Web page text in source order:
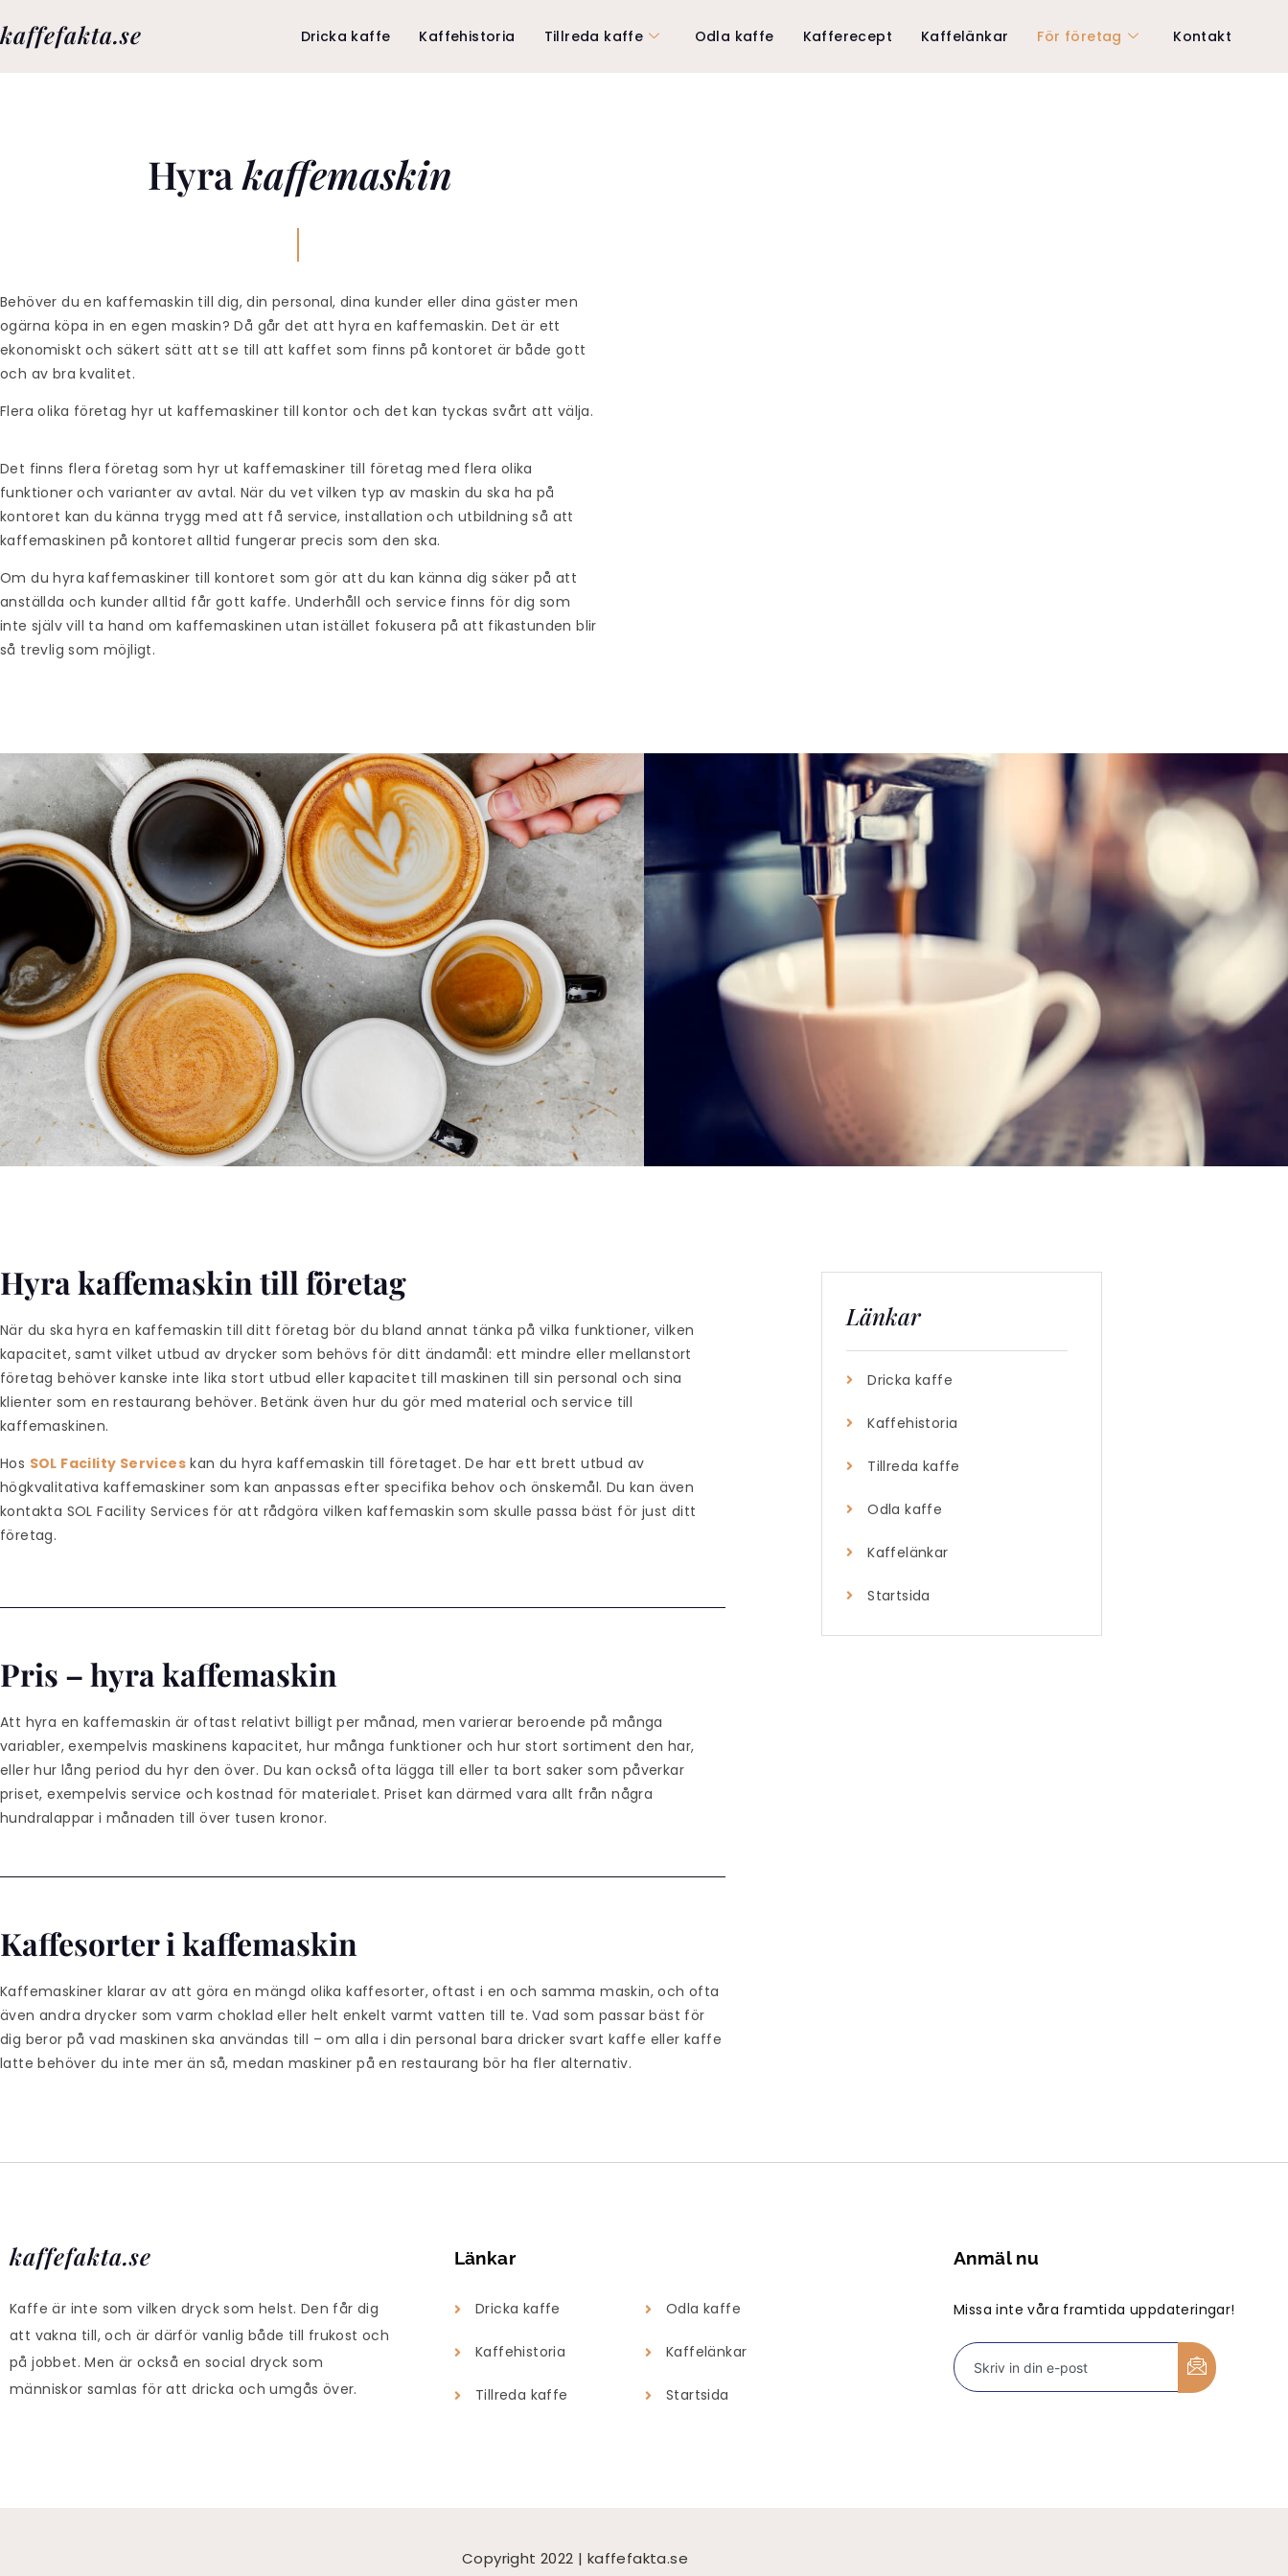
kaffefakta.se Dricka kaffe Kaffehistoria Tillreda kaffe Odla kaffe Kafferecept Kaffelänkar För företag Kontakt
Hyrakaffemaskin
Behöver du en kaffemaskin till dig, din personal, dina kunder eller dina gäster men
ogärna köpa in en egen maskin? Då går det atthyra en kaffemaskin. Det är ett
ekonomiskt och säkert sätt att se till att kaffet som finns på kontoret är både gott
och av bra kvalitet.
Flera olika företag hyr ut kaffemaskiner till kontor och det kan tyckas svårt att välja.
Det finns flera företag som hyr ut kaffemaskiner till företag med flera olika
funktioner och varianter av avtal. När du vet vilken typ av maskin du ska ha på
kontoret kan du känna trygg med att få service, installation och utbildning så att
kaffemaskinen på kontoret alltid fungerar precis som den ska.
Om du hyra kaffemaskiner till kontoret som gör att du kan känna dig säker på att
anställda och kunder alltid får gott kaffe. Underhåll och service finns för dig som
inte själv vill ta hand om kaffemaskinen utan istället fokusera på att fikastunden blir
så trevlig som möjligt.
Hyra kaffemaskin till företag
När du ska hyra en kaffemaskin till ditt företag bör du bland annat tänka på vilka funktioner, vilken
kapacitet, samt vilket utbud av drycker som behövs för ditt ändamål: ett mindre eller mellanstort
företag behöver kanske inte lika stort utbud eller kapacitet till maskinen till sin personal och sina
klienter som en restaurang behöver. Betänk även hur du gör med material och service till
kaffemaskinen.
Hos SOL Facility Serviceskan du hyra kaffemaskin till företaget. De har ett brett utbud av
högkvalitativa kaffemaskiner som kan anpassas efter specifika behov och önskemål. Du kan även
kontakta SOL Facility Services för att rådgöra vilken kaffemaskin som skulle passa bäst för just ditt
företag.
Pris – hyra kaffemaskin
Att hyra en kaffemaskin är oftast relativt billigt per månad, men varierar beroende på många
variabler, exempelvis maskinens kapacitet, hur många funktioner och hur stort sortiment den har,
eller hur lång period du hyr den över. Du kan också ofta lägga till eller ta bort saker som påverkar
priset, exempelvis service och kostnad för materialet. Priset kan därmed vara allt från några
hundralappar i månaden till över tusen kronor.
Kaffesorter i kaffemaskin
Kaffemaskiner klarar av att göra en mängd olika kaffesorter, oftast i en och samma maskin, och ofta
även andra drycker som varm choklad eller helt enkelt varmt vatten till te. Vad som passar bäst för
dig beror på vad maskinen ska användas till – om alla i din personal bara dricker svart kaffe eller kaffe
latte behöver du inte mer än så, medan maskiner på en restaurang bör ha fler alternativ.
Länkar
Dricka kaffe
Kaffehistoria
Tillreda kaffe
Odla kaffe
Kaffelänkar
Startsida
kaffefakta.se
Kaffe är inte som vilken dryck som helst. Den får dig
att vakna till, och är därför vanlig både till frukost och
på jobbet. Men är också en social dryck som
människor samlas för att dricka och umgås över.
Länkar
Dricka kaffe
Kaffehistoria
Tillreda kaffe
Odla kaffe
Kaffelänkar
Startsida
Anmäl nu
Missa inte våra framtida uppdateringar!
Copyright 2022 | kaffefakta.se